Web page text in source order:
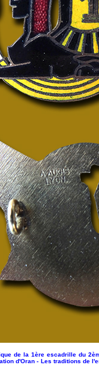
de la 1ère escadrille du
d'Oran - Les traditions de